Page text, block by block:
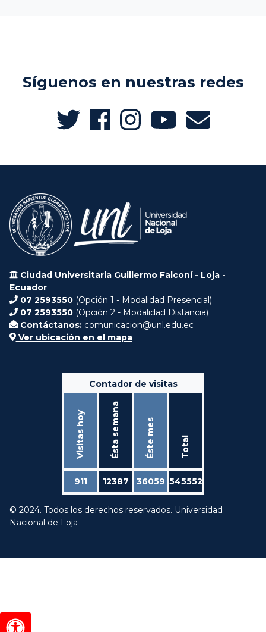
Síguenos en nuestras redes
Ciudad Universitaria Guillermo Falconí - Loja -
Ecuador
07 2593550 (Opción 1 - Modalidad Presencial)
07 2593550 (Opción 2 - Modalidad Distancia)
Contáctanos: comunicacion@unl.edu.ec
Ver ubicación en el mapa
Contador de visitas
Visitas hoy Ésta semana Éste mes Total
911 12387 36059 545552
© 2024. Todos los derechos reservados. Universidad
Nacional de Loja